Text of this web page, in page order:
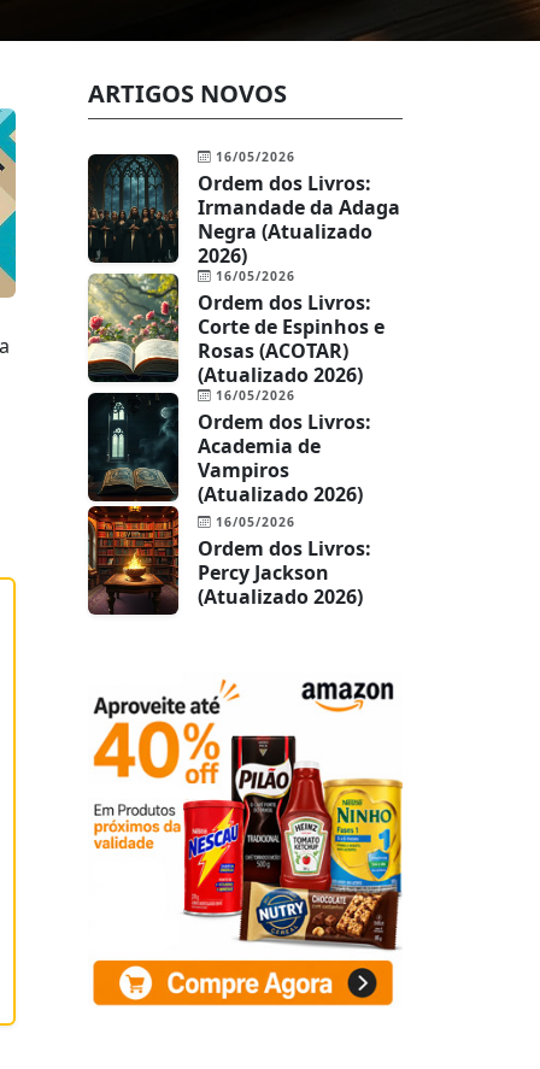
ARTIGOS NOVOS
16/05/2026
Ordem dos Livros:
Irmandade da Adaga
Negra (Atualizado
2026)
16/05/2026
Ordem dos Livros:
Corte de Espinhos e
Rosas (ACOTAR)
(Atualizado 2026)
16/05/2026
Ordem dos Livros:
Academia de
Vampiros
(Atualizado 2026)
16/05/2026
Ordem dos Livros:
Percy Jackson
(Atualizado 2026)